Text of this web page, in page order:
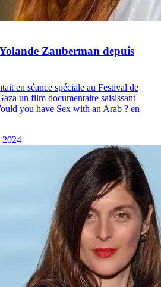
Zauberman depuis
en séance spéciale au Festival de
un film documentaire saisissant
you have Sex with an Arab ? en
2024